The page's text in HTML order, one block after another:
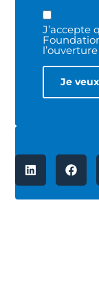
J’accepte